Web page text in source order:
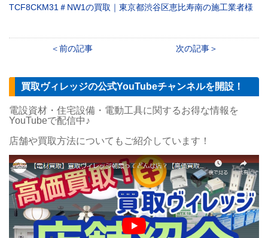
TCF8CKM31＃NW1の買取｜東京都渋谷区恵比寿南の施工業者様
前の記事 次の記事
買取ヴィレッジの公式YouTubeチャンネルを開設！
電設資材・住宅設備・電動工具に関するお得な情報を
YouTubeで配信中♪
店舗や買取方法についてもご紹介しています！